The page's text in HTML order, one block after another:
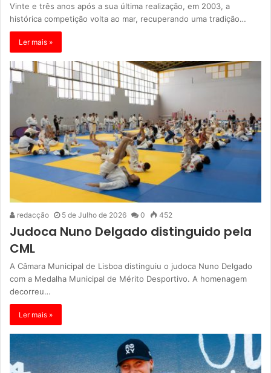
Vinte e três anos após a sua última realização, em 2003, a
histórica competição volta ao mar, recuperando uma tradição…
Ler mais »
redacção 5 de Julho de 2026 0 452
Judoca Nuno Delgado distinguido pela
CML
A Câmara Municipal de Lisboa distinguiu o judoca Nuno Delgado
com a Medalha Municipal de Mérito Desportivo. A homenagem
decorreu…
Ler mais »